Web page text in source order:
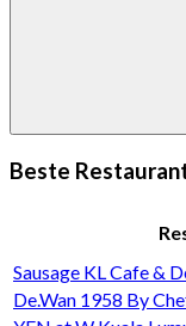
Beste
Sausage KL Cafe &
De.Wan 1958 By